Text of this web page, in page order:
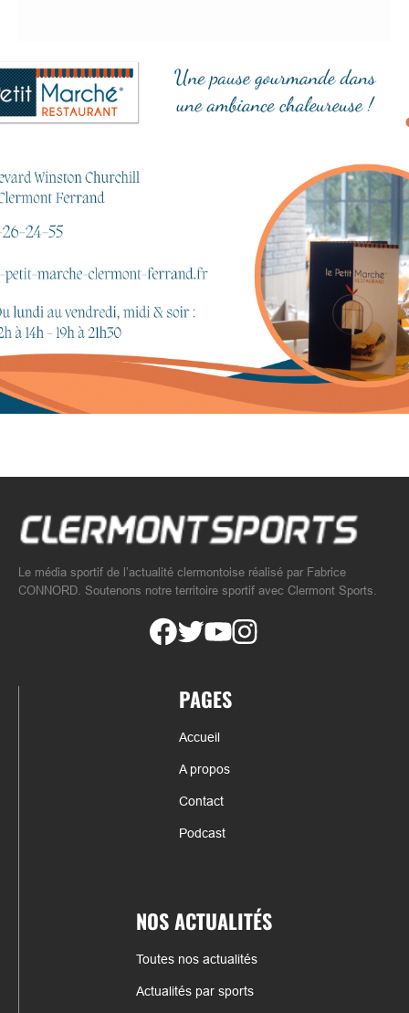
Le média sportif de l’actualité clermontoise réalisé par Fabrice
CONNORD. Soutenons notre territoire sportif avec Clermont Sports.
PAGES
Accueil
A propos
Contact
Podcast
NOS ACTUALITÉS
Toutes nos actualités
Actualités par sports